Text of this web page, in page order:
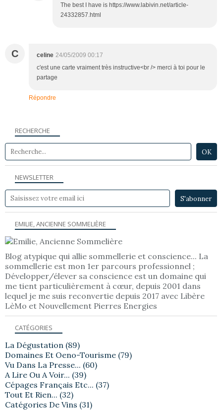
The best I have is https://www.labivin.net/article-
24332857.html
C celine 24/05/2009 00:17
c'est une carte vraiment très instructive<br /> merci à toi pour le
partage
Répondre
NEWSLETTER
RECHERCHE
EMILIE, ANCIENNE SOMMELIÈRE
Blog atypique qui allie sommellerie et conscience... La
sommellerie est mon 1er parcours professionnel ;
Développer/élever sa conscience est un domaine qui
me tient particulièrement à cœur, depuis 2001 dans
lequel je me suis reconvertie depuis 2017 avec Libère
LèMo et Nouvellement Pierres Energies
CATÉGORIES
La Dégustation (89)
Domaines Et Oeno-Tourisme (79)
Vu Dans La Presse... (60)
A Lire Ou A Voir... (39)
Cépages Français Etc... (37)
Tout Et Rien... (32)
Catégories De Vins (31)